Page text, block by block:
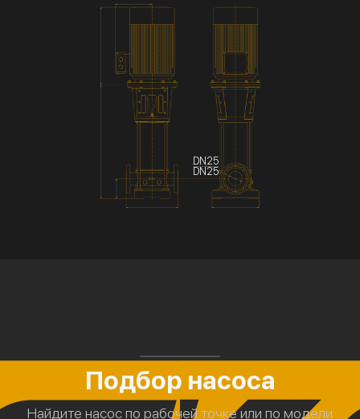
DN25
DN25
Подбор насоса
Найдите насос по рабочей точке или по модели